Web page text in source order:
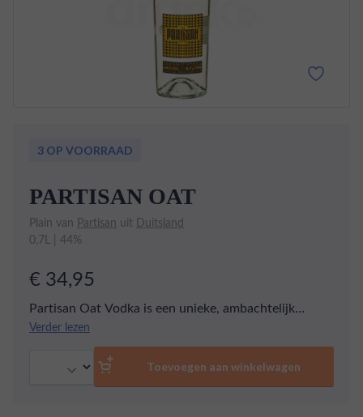
3 OP VOORRAAD
PARTISAN OAT
Plain van Partisan uit Duitsland
0,7L | 44%
€ 34,95
Partisan Oat Vodka is een unieke, ambachtelijk
geproduceerde wodka uit Europa, gemaakt van de
fijnste biologische haver. Met een alcoholpercentage
van 44% biedt deze wodka een perfecte balans
tussen zachte mildheid en maximale smaakafgifte.
Verder lezen
Toevoegen aan winkelwagen